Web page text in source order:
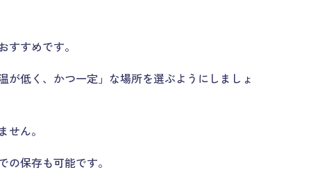
すめです。
低く、かつ一定」な場所を選ぶようにしましょ
ん。
保存も可能です。